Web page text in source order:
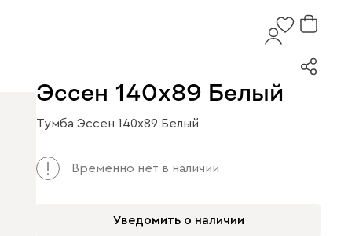
Эссен 140x89 Белый
Тумба Эссен 140x89 Белый
Временно нет в наличии
Уведомить о наличии